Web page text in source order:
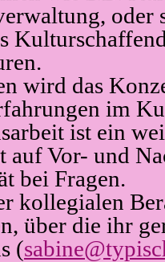
oder
wird das
im
ist ein
auf Vor- und
bei Fragen.
kollegialen
über die ihr
(